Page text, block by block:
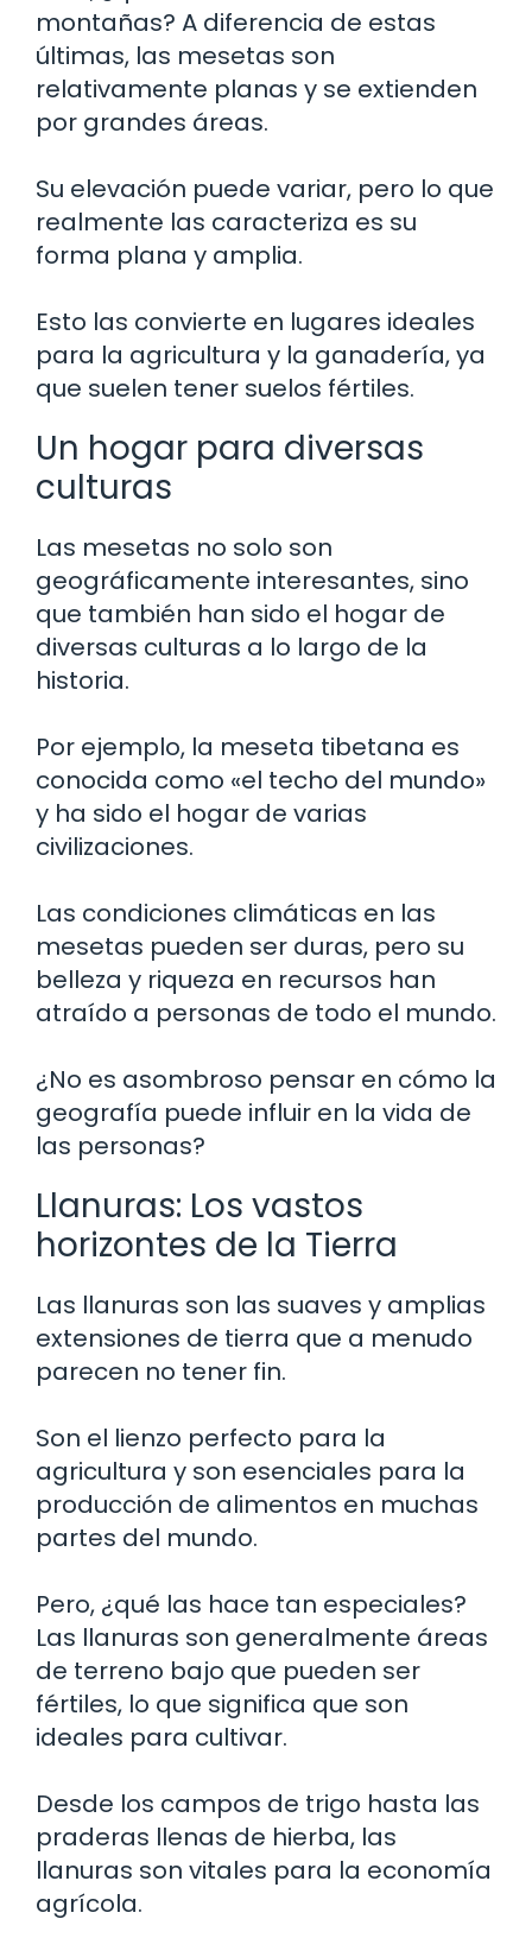
montañas? A diferencia de estas
últimas, las mesetas son
relativamente planas y se extienden
por grandes áreas.
Su elevación puede variar, pero lo que
realmente las caracteriza es su
forma plana y amplia.
Esto las convierte en lugares ideales
para la agricultura y la ganadería, ya
que suelen tener suelos fértiles.
Un hogar para diversas
culturas
Las mesetas no solo son
geográficamente interesantes, sino
que también han sido el hogar de
diversas culturas a lo largo de la
historia.
Por ejemplo, la meseta tibetana es
conocida como «el techo del mundo»
y ha sido el hogar de varias
civilizaciones.
Las condiciones climáticas en las
mesetas pueden ser duras, pero su
belleza y riqueza en recursos han
atraído a personas de todo el mundo.
¿No es asombroso pensar en cómo la
geografía puede influir en la vida de
las personas?
Llanuras: Los vastos
horizontes de la Tierra
Las llanuras son las suaves y amplias
extensiones de tierra que a menudo
parecen no tener fin.
Son el lienzo perfecto para la
agricultura y son esenciales para la
producción de alimentos en muchas
partes del mundo.
Pero, ¿qué las hace tan especiales?
Las llanuras son generalmente áreas
de terreno bajo que pueden ser
fértiles, lo que significa que son
ideales para cultivar.
Desde los campos de trigo hasta las
praderas llenas de hierba, las
llanuras son vitales para la economía
agrícola.